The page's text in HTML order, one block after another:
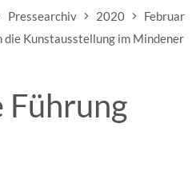
Pressearchiv 2020
Februar
Kunstausstellung im Mindener